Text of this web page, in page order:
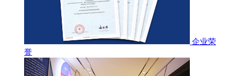
企业荣
誉